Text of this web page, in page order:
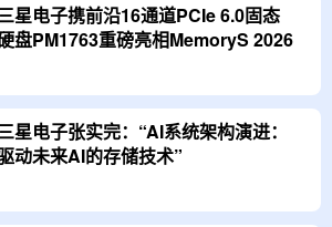
星电子携前沿16通道PCIe 6.0固态
盘PM1763重磅亮相MemoryS 2026
星电子张实完：“AI系统架构演进：
动未来AI的存储技术”